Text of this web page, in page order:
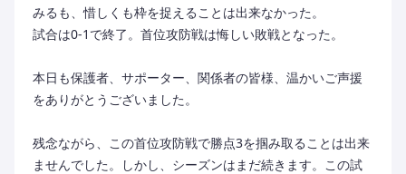
みるも、惜しくも枠を捉えることは出来なかった。
試合は0-1で終了。首位攻防戦は悔しい敗戦となった。
本日も保護者、サポーター、関係者の皆様、温かいご声援
をありがとうございました。
残念ながら、この首位攻防戦で勝点3を掴み取ることは出来
ませんでした。しかし、シーズンはまだ続きます。この試